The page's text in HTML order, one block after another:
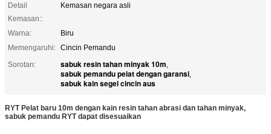
Detail
Kemasan::
Kemasan negara asli
Warna:
Biru
Memengaruhi: Cincin Pemandu
Sorotan:
sabuk resin tahan minyak 10m,
sabuk pemandu pelat dengan garansi,
sabuk kain segel cincin aus
RYT Pelat baru 10m dengan kain resin tahan abrasi dan tahan minyak,
sabuk pemandu RYT dapat disesuaikan